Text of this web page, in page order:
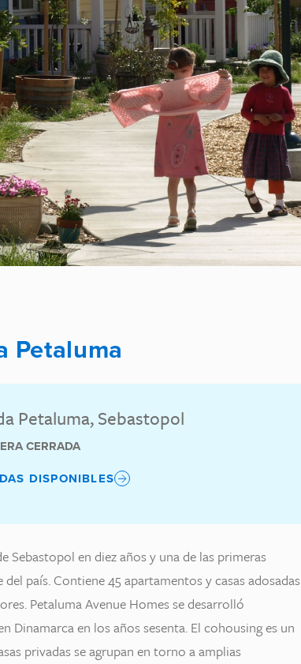
Petaluma
Petaluma, Sebastopol
CERRADA
DISPONIBLES
Sebastopol en diez años y una de las primeras
país. Contiene 45 apartamentos y casas adosadas
Petaluma Avenue Homes se desarrolló
en los años sesenta. El cohousing es un
privadas se agrupan en torno a amplias